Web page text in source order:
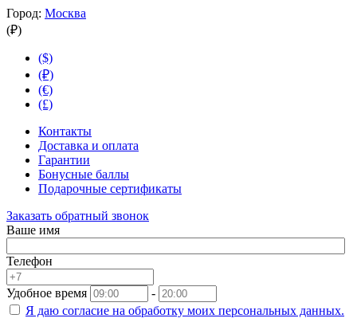
Город: Москва
(₽)
($)
(₽)
(€)
(£)
Контакты
Доставка и оплата
Гарантии
Бонусные баллы
Подарочные сертификаты
Заказать обратный звонок
Ваше имя
Телефон
Удобное время
-
Я даю согласие на обработку моих персональных данных.